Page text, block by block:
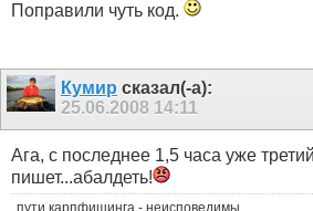
Поправили чуть код.
Кумир сказал(-а):
25.06.2008 14:11
Ага, с последнее 1,5 часа уже
пишет...абалдеть!
пути карпфишинга - неисповедимы....